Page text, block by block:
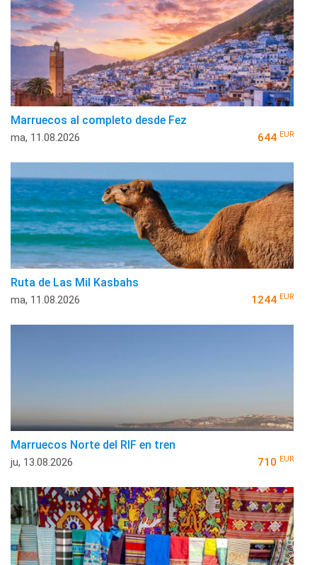
Marruecos al completo desde Fez
ma, 11.08.2026 644 EUR
Ruta de Las Mil Kasbahs
ma, 11.08.2026 1244 EUR
Marruecos Norte del RIF en tren
ju, 13.08.2026 710 EUR